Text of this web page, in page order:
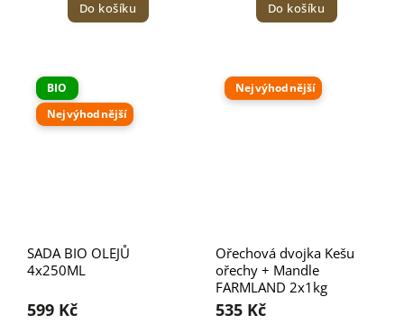
Do košíku Do košíku
BIO
Nejvýhodnější
SADA BIO OLEJŮ
4x250ML
599 Kč
Nejvýhodnější
Ořechová dvojka Kešu
ořechy + Mandle
FARMLAND 2x1kg
535 Kč